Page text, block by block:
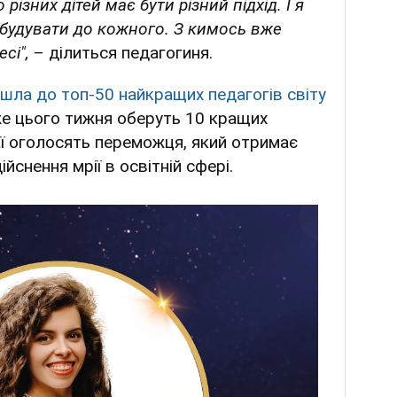
дітей має бути різний підхід. І я
до кожного. З кимось вже
– ділиться педагогиня.
до топ-50 найкращих педагогів світу
цього тижня оберуть 10 кращих
оголосять переможця, який отримає
мрії в освітній сфері.